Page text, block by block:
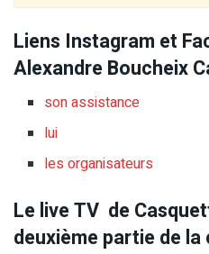
Liens Instagram et
Alexandre Boucheix
son assistance
lui
les organisateurs
Le live TV de
deuxième partie de la